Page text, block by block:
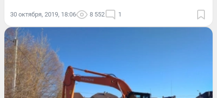
30 октября, 2019, 18:06 8 552 1